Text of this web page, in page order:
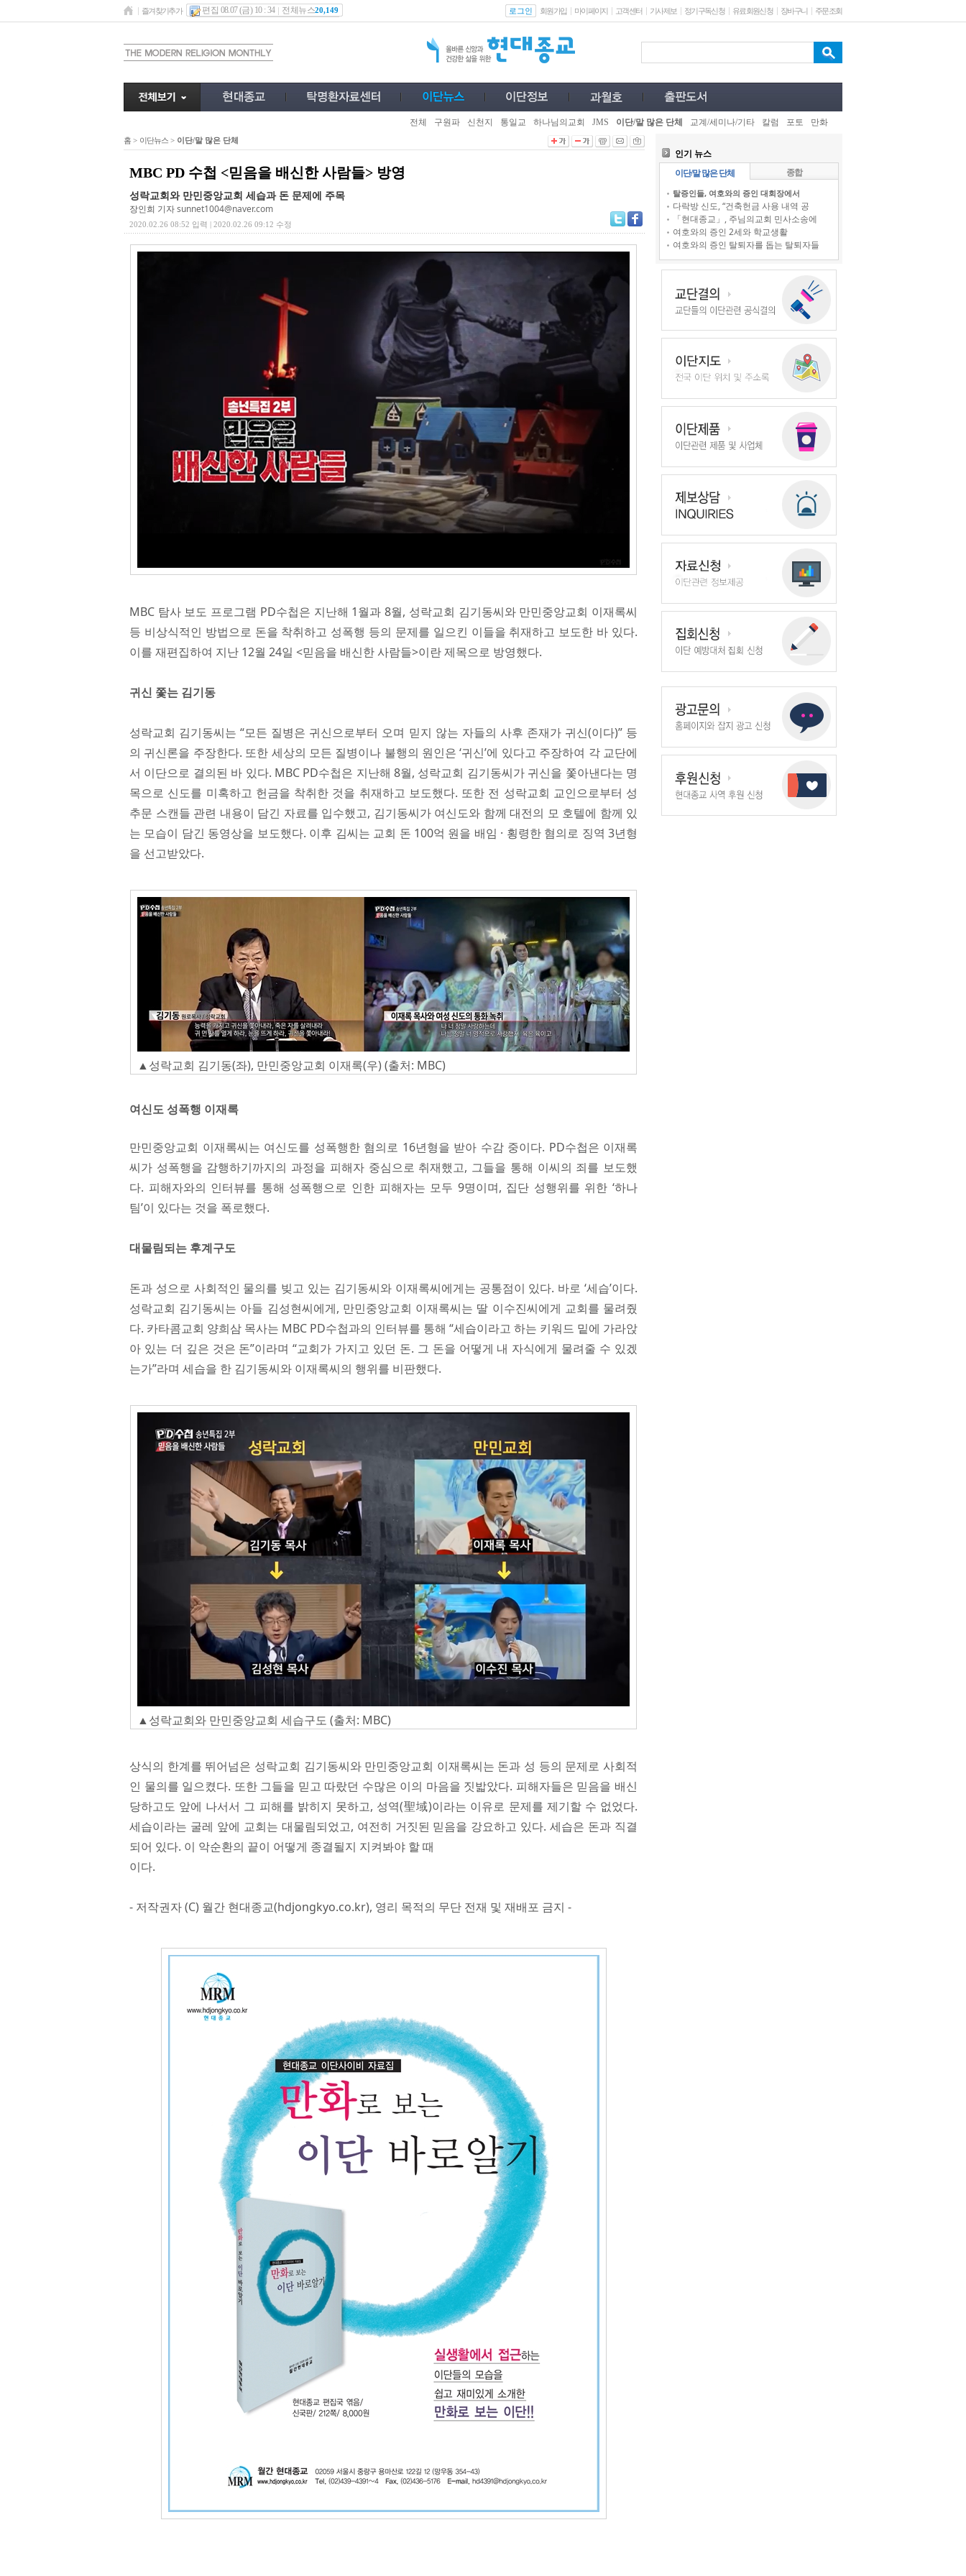
즐겨찾기추가 편집 08.07 (금) 10 : 34 전체뉴스20,149 로그인 회원가입 마이페이지 고객센터 기사제보 정기구독신청 유료회원신청 장바구니 주문조회
전체 구원파 신천지 통일교 하나님의교회 JMS 이단/말 많은 단체 교계/세미나/기타 칼럼 포토 만화
홈 > 이단뉴스 > 이단/말 많은 단체
MBC PD 수첩 <믿음을 배신한 사람들> 방영
성락교회와 만민중앙교회 세습과 돈 문제에 주목
장인희 기자sunnet1004@naver.com
2020.02.26 08:52 입력 | 2020.02.26 09:12 수정
MBC 탐사 보도 프로그램 PD수첩은 지난해 1월과 8월, 성락교회 김기동씨와 만민중앙교회 이재록씨
등 비상식적인 방법으로 돈을 착취하고 성폭행 등의 문제를 일으킨 이들을 취재하고 보도한 바 있다.
이를 재편집하여 지난 12월 24일 <믿음을 배신한 사람들>이란 제목으로 방영했다.
귀신 쫓는 김기동
성락교회 김기동씨는 “모든 질병은 귀신으로부터 오며 믿지 않는 자들의 사후 존재가 귀신(이다)” 등
의 귀신론을 주장한다. 또한 세상의 모든 질병이나 불행의 원인은 ‘귀신’에 있다고 주장하여 각 교단에
서 이단으로 결의된 바 있다. MBC PD수첩은 지난해 8월, 성락교회 김기동씨가 귀신을 쫓아낸다는 명
목으로 신도를 미혹하고 헌금을 착취한 것을 취재하고 보도했다. 또한 전 성락교회 교인으로부터 성
추문 스캔들 관련 내용이 담긴 자료를 입수했고, 김기동씨가 여신도와 함께 대전의 모 호텔에 함께 있
는 모습이 담긴 동영상을 보도했다. 이후 김씨는 교회 돈 100억 원을 배임 · 횡령한 혐의로 징역 3년형
을 선고받았다.
▲성락교회 김기동(좌), 만민중앙교회 이재록(우) (출처: MBC)
여신도 성폭행 이재록
만민중앙교회 이재록씨는 여신도를 성폭행한 혐의로 16년형을 받아 수감 중이다. PD수첩은 이재록
씨가 성폭행을 감행하기까지의 과정을 피해자 중심으로 취재했고, 그들을 통해 이씨의 죄를 보도했
다. 피해자와의 인터뷰를 통해 성폭행으로 인한 피해자는 모두 9명이며, 집단 성행위를 위한 ‘하나
팀’이 있다는 것을 폭로했다.
대물림되는 후계구도
돈과 성으로 사회적인 물의를 빚고 있는 김기동씨와 이재록씨에게는 공통점이 있다. 바로 ‘세습’이다.
성락교회 김기동씨는 아들 김성현씨에게, 만민중앙교회 이재록씨는 딸 이수진씨에게 교회를 물려줬
다. 카타콤교회 양희삼 목사는 MBC PD수첩과의 인터뷰를 통해 “세습이라고 하는 키워드 밑에 가라앉
아 있는 더 깊은 것은 돈”이라며 “교회가 가지고 있던 돈. 그 돈을 어떻게 내 자식에게 물려줄 수 있겠
는가”라며 세습을 한 김기동씨와 이재록씨의 행위를 비판했다.
▲성락교회와 만민중앙교회 세습구도 (출처: MBC)
상식의 한계를 뛰어넘은 성락교회 김기동씨와 만민중앙교회 이재록씨는 돈과 성 등의 문제로 사회적
인 물의를 일으켰다. 또한 그들을 믿고 따랐던 수많은 이의 마음을 짓밟았다. 피해자들은 믿음을 배신
당하고도 앞에 나서서 그 피해를 밝히지 못하고, 성역(聖域)이라는 이유로 문제를 제기할 수 없었다.
세습이라는 굴레 앞에 교회는 대물림되었고, 여전히 거짓된 믿음을 강요하고 있다. 세습은 돈과 직결
되어 있다. 이 악순환의 끝이 어떻게 종결될지 지켜봐야 할 때
이다.
- 저작권자 (C) 월간 현대종교(hdjongkyo.co.kr), 영리 목적의 무단 전재 및 재배포 금지 -
인기 뉴스
이단/말 많은 단체
종합
탈증인들, 여호와의 증인 대회장에서
다락방 신도, “건축헌금 사용 내역 공
「현대종교」, 주님의교회 민사소송에
여호와의 증인 2세와 학교생활
여호와의 증인 탈퇴자를 돕는 탈퇴자들